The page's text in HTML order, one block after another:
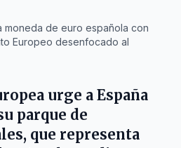
moneda de euro española con
Europeo desenfocado al
urge a España
parque de
que representa